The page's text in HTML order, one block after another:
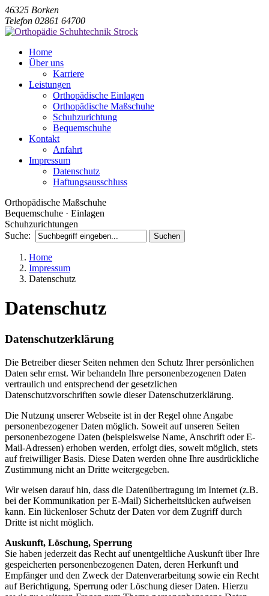
46325 Borken
Telefon 02861 64700
Home
Über uns
Karriere
Leistungen
Orthopädische Einlagen
Orthopädische Maßschuhe
Schuhzurichtung
Bequemschuhe
Kontakt
Anfahrt
Impressum
Datenschutz
Haftungsausschluss
Orthopädische Maßschuhe
Bequemschuhe · Einlagen
Schuhzurichtungen
Suche:
Home
Impressum
Datenschutz
Datenschutz
Datenschutzerklärung
Die Betreiber dieser Seiten nehmen den Schutz Ihrer persönlichen
Daten sehr ernst. Wir behandeln Ihre personenbezogenen Daten
vertraulich und entsprechend der gesetzlichen
Datenschutzvorschriften sowie dieser Datenschutzerklärung.
Die Nutzung unserer Webseite ist in der Regel ohne Angabe
personenbezogener Daten möglich. Soweit auf unseren Seiten
personenbezogene Daten (beispielsweise Name, Anschrift oder E-
Mail-Adressen) erhoben werden, erfolgt dies, soweit möglich, stets
auf freiwilliger Basis. Diese Daten werden ohne Ihre ausdrückliche
Zustimmung nicht an Dritte weitergegeben.
Wir weisen darauf hin, dass die Datenübertragung im Internet (z.B.
bei der Kommunikation per E-Mail) Sicherheitslücken aufweisen
kann. Ein lückenloser Schutz der Daten vor dem Zugriff durch
Dritte ist nicht möglich.
Auskunft, Löschung, Sperrung
Sie haben jederzeit das Recht auf unentgeltliche Auskunft über Ihre
gespeicherten personenbezogenen Daten, deren Herkunft und
Empfänger und den Zweck der Datenverarbeitung sowie ein Recht
auf Berichtigung, Sperrung oder Löschung dieser Daten. Hierzu